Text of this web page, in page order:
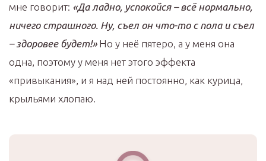
мне говорит: «Да ладно, успокойся – всё нормально,
ничего страшного. Ну, съел он что-то с пола и съел
– здоровее будет!»Но у неё пятеро, а у меня она
одна, поэтому у меня нет этого эффекта
«привыкания», и я над ней постоянно, как курица,
крыльями хлопаю.